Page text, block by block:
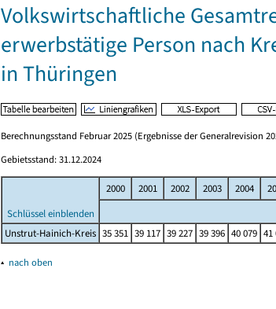
Volkswirtschaftliche
erwerbstätige Person nach
in Thüringen
Berechnungsstand Februar 2025 (Ergebnisse der Generalrevision
Gebietsstand: 31.12.2024
Schlüssel einblenden
2000 2001 2002 2003 2004
Unstrut-Hainich-Kreis 35 351 39 117 39 227 39 396 40 079 41
▴ nach oben